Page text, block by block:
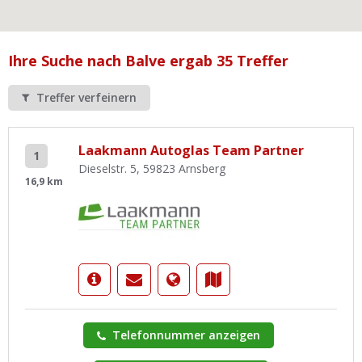
Werkstatt Login
Ihre Suche nach Balve ergab 35 Treffer
Treffer verfeinern
1
16,9 km
Laakmann Autoglas Team Partner
Dieselstr. 5, 59823 Arnsberg
Telefonnummer anzeigen